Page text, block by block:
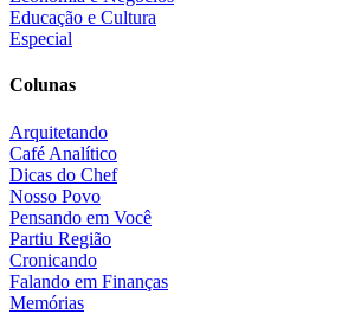
Educação e Cultura
Especial
Colunas
Arquitetando
Café Analítico
Dicas do Chef
Nosso Povo
Pensando em Você
Partiu Região
Cronicando
Falando em Finanças
Memórias